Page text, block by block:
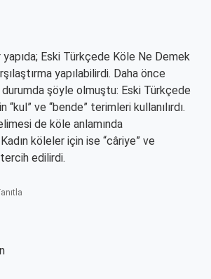
Eski Türkçede Köle Ne Demek
yapılabilirdi. Daha önce
şöyle olmuştu: Eski Türkçede
“kul” ve “bende” terimleri kullanılırdı.
de köle anlamında
köleler için ise “câriye” ve
edilirdi.